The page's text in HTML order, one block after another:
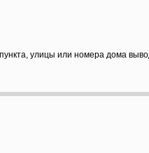
улицы или номера дома